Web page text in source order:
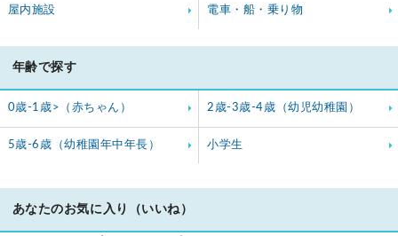
屋内施設 電車・船・乗り物
年齢で探す
0歳-1歳>（赤ちゃん） 2歳-3歳-4歳（幼児幼稚園）
5歳-6歳（幼稚園年中年長） 小学生
あなたのお気に入り（いいね）